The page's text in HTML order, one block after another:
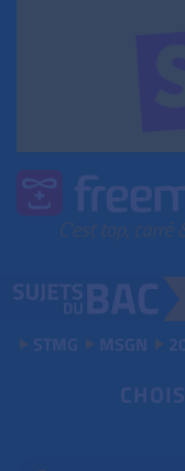
STMG MSGN